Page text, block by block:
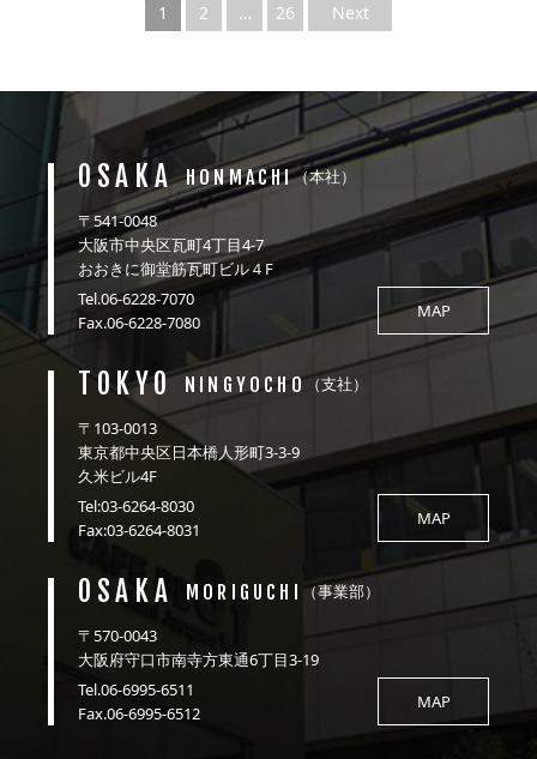
1 2 … 26 Next
OSAKA HONMACHI（本社）
〒541-0048
大阪市中央区瓦町4丁目4-7
おおきに御堂筋瓦町ビル４F
Tel.06-6228-7070
Fax.06-6228-7080
MAP
TOKYO NINGYOCHO（支社）
〒103-0013
東京都中央区日本橋人形町3-3-9
久米ビル4F
Tel:03-6264-8030
Fax:03-6264-8031
MAP
OSAKA MORIGUCHI （事業部）
〒570-0043
大阪府守口市南寺方東通6丁目3-19
Tel.06-6995-6511
Fax.06-6995-6512
MAP